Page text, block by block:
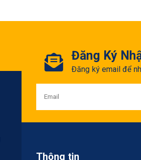
Đăng Ký
Đăng ký email để
Thông tin